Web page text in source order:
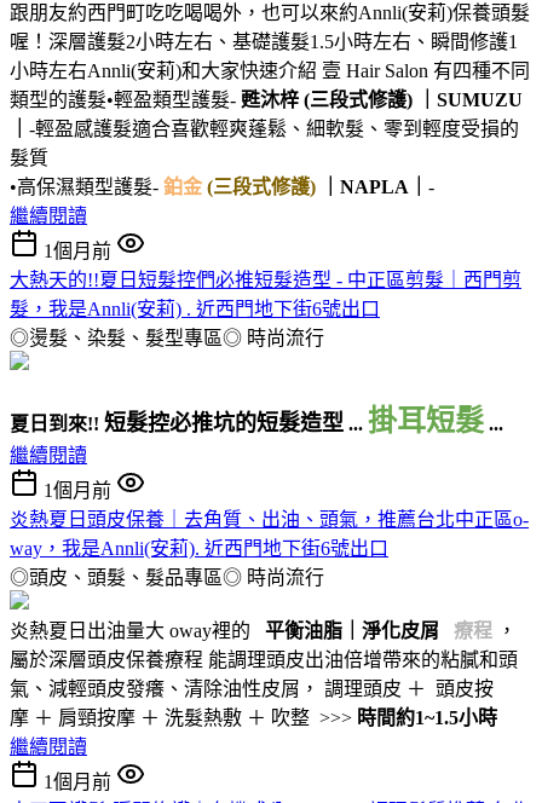
跟朋友約西門町吃吃喝喝外，也可以來約Annli(安莉)保養頭髮
喔！深層護髮2小時左右、基礎護髮1.5小時左右、瞬間修護1
小時左右Annli(安莉)和大家快速介紹 壹 Hair Salon 有四種不同
類型的護髮•輕盈類型護髮- 甦沐梓 (三段式修護)
｜SUMUZU
-輕盈感護髮適合喜歡輕爽蓬鬆、細軟髮、零到輕度受損的
髮質
•高保濕類型護髮- 鉑金 (三段式修護) ｜NAPLA｜ -
繼續閱讀
1個月前
大熱天的!!夏日短髮控們必推短髮造型 - 中正區剪髮｜西門剪
髮，我是Annli(安莉) . 近西門地下街6號出口
◎燙髮、染髮、髮型專區◎ 時尚流行
夏日到來!! 短髮控必推坑的短髮造型 ... 掛耳短髮 ...
繼續閱讀
1個月前
炎熱夏日頭皮保養｜去角質、出油、頭氣，推薦台北中正區o-
way，我是Annli(安莉). 近西門地下街6號出口
◎頭皮、頭髮、髮品專區◎ 時尚流行
炎熱夏日出油量大 oway裡的 平衡油脂｜ 淨化皮屑 療程
，
屬於深層頭皮保養療程 能調理頭皮出油倍增帶來的粘膩和頭
氣、減輕頭皮發癢、清除油性皮屑， 調理頭皮 ＋ 頭皮按
摩 ＋ 肩頸按摩 ＋ 洗髮熱敷 ＋ 吹整 >>> 時間約1~1.5小時
繼續閱讀
1個月前